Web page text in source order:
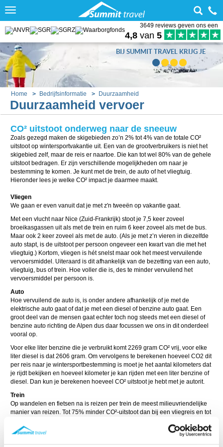
Toggle
3649 reviews geven ons een
4,8 van 5
BIJ SUMMIT TRAVEL KRIJG JE
Home Bedrijfsinformatie Duurzaamheid
Duurzaamheid vervoer
CO² uitstoot onderweg naar de sneeuw
Zoals gezegd maken de skigebieden zo’n 2% tot 4% van de totale CO²
uitstoot op wintersportvakantie uit. Een van de grootverbruikers is niet het
skigebied zelf, maar de reis er naartoe. Die kan tot wel 80% van de gehele
uitstoot bedragen. Er zijn verschillende mogelijkheden om naar je
bestemming te komen. Je kunt met de trein, de auto of het vliegtuig.
Hieronder lees je welke CO² impact je daarmee maakt.
Vliegen
We gaan er even vanuit dat je met z'n tweeën op vakantie gaat.
Met een vlucht naar Nice (Zuid-Frankrijk) stoot je 7,5 keer zoveel
broeikasgassen uit als met de trein en ruim 6 keer zoveel als met de bus.
Maar ook 2 keer zoveel als met de auto. (Als je met z’n vieren in diezelfde
auto stapt, is de uitstoot per persoon ongeveer een kwart van die met het
vliegtuig.) Kortom, vliegen is hét snelst maar ook het meest vervuilende
vervoersmiddel. Uiteraard is dit afhankelijk van de bezetting van een auto,
vliegtuig, bus of trein. Hoe voller die is, des te minder vervuilend het
vervoersmiddel per persoon is.
Auto
Hoe vervuilend de auto is, is onder andere afhankelijk of je met de
elektrische auto gaat of dat je met een diesel of benzine auto gaat. Een
groot deel van de mensen gaat echter toch nog steeds met een diesel of
benzine auto richting de Alpen dus daar focussen we ons in dit onderdeel
vooral op.
Voor elke liter benzine die je verbruikt komt 2269 gram CO² vrij, voor elke
liter diesel is dat 2606 gram. Om vervolgens te berekenen hoeveel CO2 dit
per reis naar je wintersportbestemming is moet je het aantal kilometers dat
je rijdt bekijken en hoeveel kilometer je kan rijden met een liter benzine of
diesel. Dan kun je berekenen hoeveel CO² uitstoot je hebt met je autorit.
Trein
Op wandelen en fietsen na is reizen per trein de meest milieuvriendelijke
manier van reizen. Tot 75% minder CO²-uitstoot dan bij een vliegreis en tot
trein zeer laag vergeleken met auto en vliegtuig.
In steeds meer landen rijden alle treinen op groene stroom. Zo wordt een